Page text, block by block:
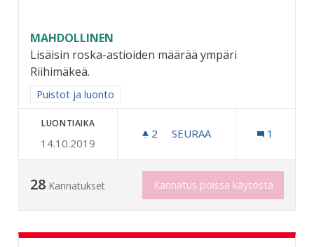
MAHDOLLINEN
Lisäisin roska-astioiden määrää ympäri
Riihimäkeä.
Rajaa tulokset aihepiirin mukaan: Puistot ja luonto
Puistot ja luonto
LUONTIAIKA
14.10.2019
2 2 SEURAAJAA
SEURAA 1
28 Kannatukset Kannatus poissa käytöstä